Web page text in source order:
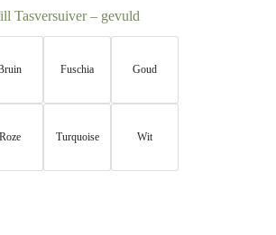
Tasversuiver – gevuld
Fuschia Goud
Roze Turquoise Wit